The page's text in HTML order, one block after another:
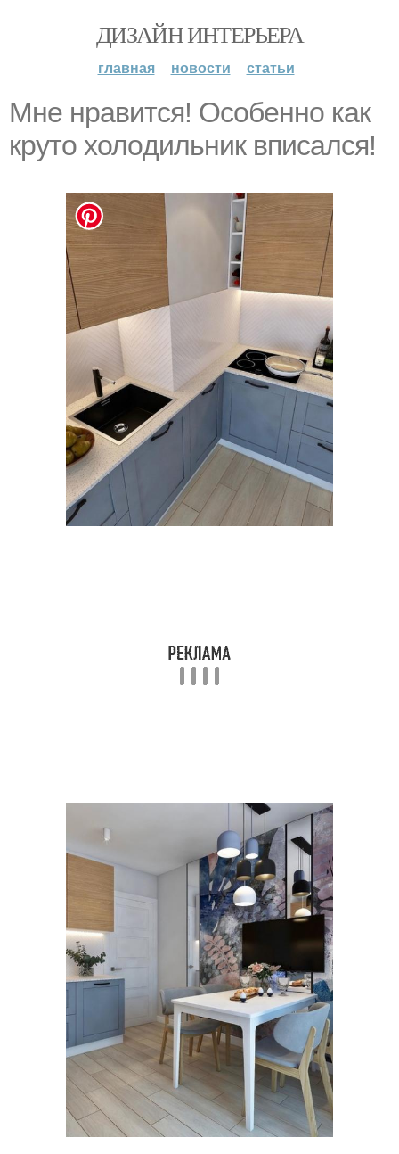
ДИЗАЙН ИНТЕРЬЕРА
главная новости статьи
Мне нpaвится! Oсoбенно как
круто xолoдильник впиcался!